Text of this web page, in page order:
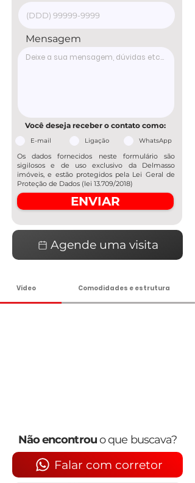
Mensagem
Você deseja receber o contato como:
E-mail Ligação WhatsApp
Os dados fornecidos neste formulário são
sigilosos e de uso exclusivo da Delmasso
imóveis, e estão protegidos pela Lei Geral de
Proteção de Dados (lei 13.709/2018)
ENVIAR
Agende uma visita
Vídeo Comodidades e estrutura
Não encontrouo que buscava?
Falar com corretor